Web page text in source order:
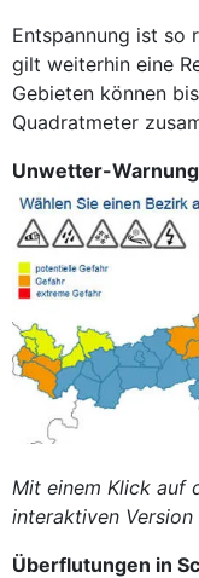
Entspannung ist so
gilt weiterhin eine
Gebieten können
Quadratmeter
Unwetter-
Mit einem Klick auf
interaktiven Version
Überflutungen in